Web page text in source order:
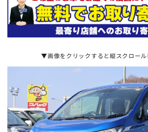
▼画像をクリックすると縦スクロール